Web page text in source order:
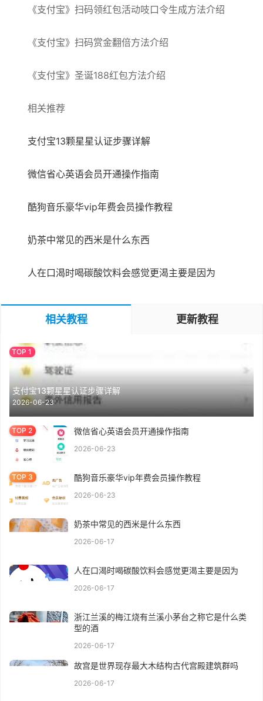
《支付宝》扫码领红包活动吱口令生成方法介绍
《支付宝》扫码赏金翻倍方法介绍
《支付宝》圣诞188红包方法介绍
相关推荐
支付宝13颗星星认证步骤详解
微信省心英语会员开通操作指南
酷狗音乐豪华vip年费会员操作教程
奶茶中常见的西米是什么东西
人在口渴时喝碳酸饮料会感觉更渴主要是因为
相关教程 更新教程
支付宝13颗星星认证步骤详解
2026-06-23
微信省心英语会员开通操作指南
2026-06-23
酷狗音乐豪华vip年费会员操作教程
2026-06-23
奶茶中常见的西米是什么东西
2026-06-17
人在口渴时喝碳酸饮料会感觉更渴主要是因为
2026-06-17
浙江兰溪的梅江烧有兰溪小茅台之称它是什么类
型的酒
2026-06-17
故宫是世界现存最大木结构古代宫殿建筑群吗
2026-06-17